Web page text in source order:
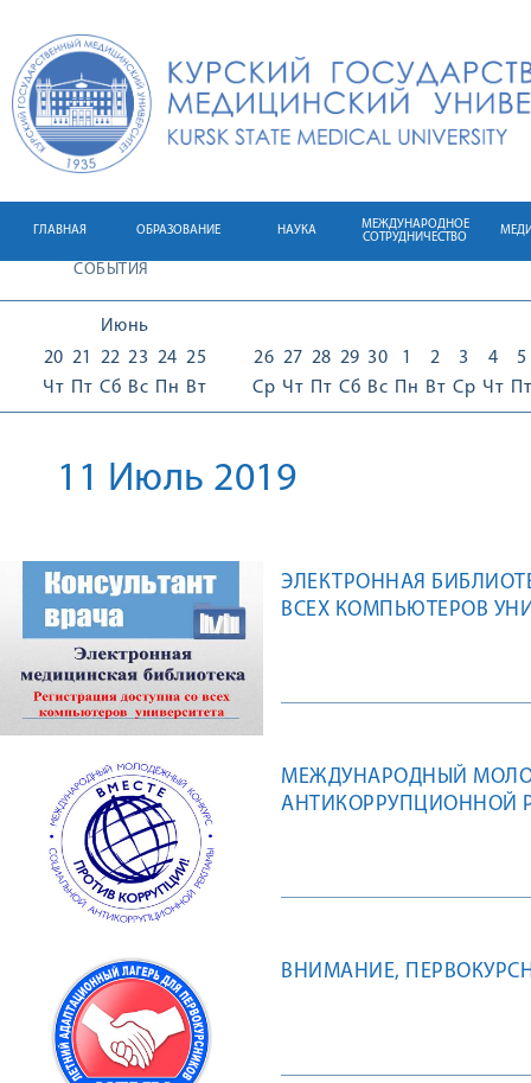
ГЛАВНАЯ ОБРАЗОВАНИЕ НАУКА
МЕЖДУНАРОДНОЕ
СОТРУДНИЧЕСТВО
СОБЫТИЯ
Июнь
20
Чт
21
Пт
22
Сб
23
Вс
24
Пн
25
Вт
26
Ср
27
Чт
28
Пт
29
Сб
30
Вс
1
Пн
2
Вт
3
Ср
4
Чт
5
Пт
11 Июль 2019
ЭЛЕКТРОННАЯ
ВСЕХ КОМПЬЮТЕРОВ
МЕЖДУНАРОДНЫЙ
АНТИКОРРУПЦИОННОЙ
ВНИМАНИЕ,